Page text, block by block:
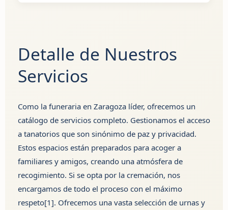
Detalle de Nuestros
Servicios
Como la funeraria en Zaragoza líder, ofrecemos un
catálogo de servicios completo. Gestionamos el acceso
a tanatorios que son sinónimo de paz y privacidad.
Estos espacios están preparados para acoger a
familiares y amigos, creando una atmósfera de
recogimiento. Si se opta por la cremación, nos
encargamos de todo el proceso con el máximo
respeto[1]. Ofrecemos una vasta selección de urnas y